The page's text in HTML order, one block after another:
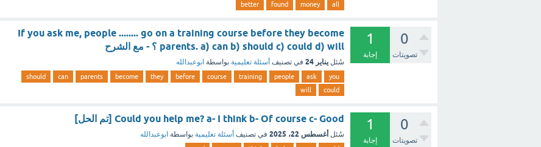
all
money
found
better
0
تصويتات
1
إجابة
If you ask me, people ........ go on a training course before they become
parents. a) can b) should c) could d) will ؟ - مع الشرح
سُئل يناير 24 في تصنيف أسئلة تعليمية بواسطة ابوعبدالله
you
ask
people
training
course
before
they
become
parents
can
should
could
will
0
تصويتات
1
إجابة
Could you help me? a- I think b- Of course c- Good [تم الحل]
سُئل أغسطس 22، 2025 في تصنيف أسئلة تعليمية بواسطة ابوعبدالله